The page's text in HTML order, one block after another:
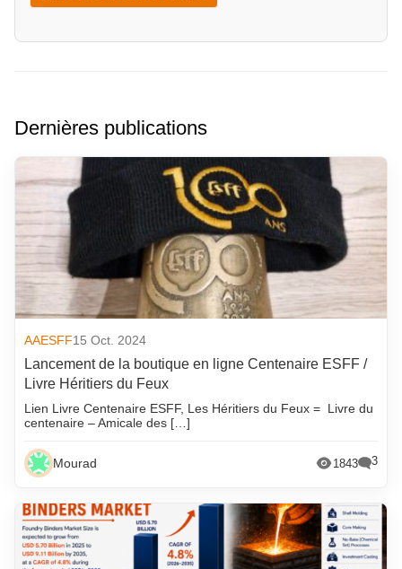
Dernières publications
AAESFF15 Oct. 2024
Lancement de la boutique en ligne Centenaire ESFF /
Livre Héritiers du Feux
Lien Livre Centenaire ESFF, Les Héritiers du Feux = Livre du
centenaire – Amicale des […]
Mourad 1843 3